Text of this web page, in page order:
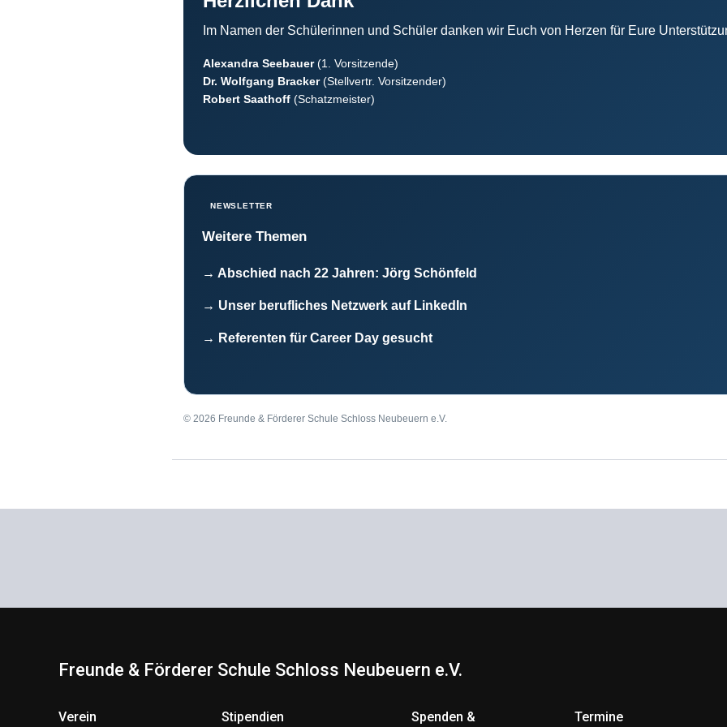
Im Namen der Schülerinnen und Schüler danken wir Euch von Herzen für Eure
Alexandra Seebauer(1. Vorsitzende)
Dr. Wolfgang Bracker(Stellvertr. Vorsitzender)
Robert Saathoff (Schatzmeister)
NEWSLETTER
Weitere Themen
→ Abschied nach 22 Jahren: Jörg Schönfeld
→ Unser berufliches Netzwerk auf LinkedIn
→ Referenten für Career Day gesucht
© 2026 Freunde & Förderer Schule Schloss Neubeuern e.V.
Freunde & Förderer Schule Schloss Neubeuern e.V.
Verein Stipendien Spenden & Termine